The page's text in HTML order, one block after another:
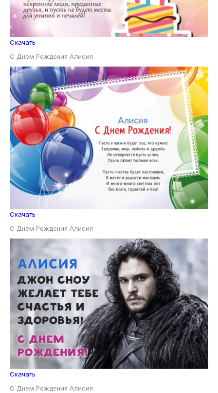
Скачать
С Днем Рождения Алисия
Скачать
С Днем Рождения Алисия
Скачать
С Днем Рождения Алисия